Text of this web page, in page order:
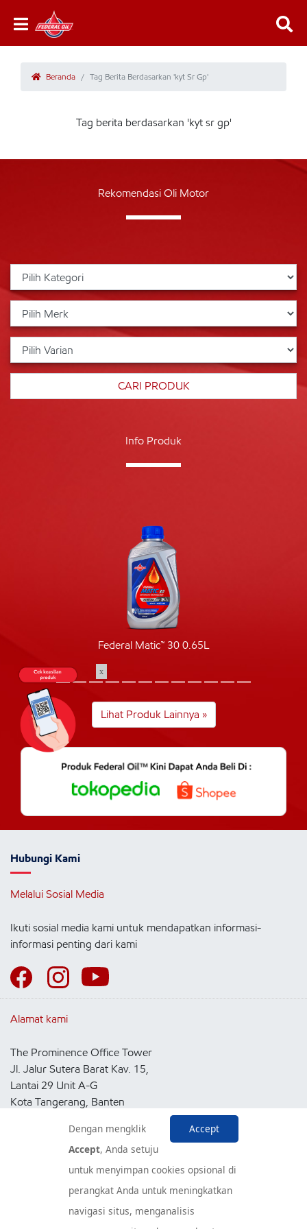
Beranda Tag Berita Berdasarkan 'kyt Sr Gp'
Tag berita berdasarkan 'kyt sr gp'
Rekomendasi Oli Motor
Info Produk
Federal Matic™ 30 0.65L
Lihat Produk Lainnya »
Hubungi Kami
Melalui Sosial Media
Ikuti sosial media kami untuk mendapatkan informasi-
informasi penting dari kami
Alamat kami
The Prominence Office Tower
Jl. Jalur Sutera Barat Kav. 15,
Lantai 29 Unit A-G
Kota Tangerang, Banten
Pusat Layanan Konsumen
x
Accept
Dengan mengklik
Accept, Anda setuju
untuk menyimpan cookies opsional di
perangkat Anda untuk meningkatkan
navigasi situs, menganalisis